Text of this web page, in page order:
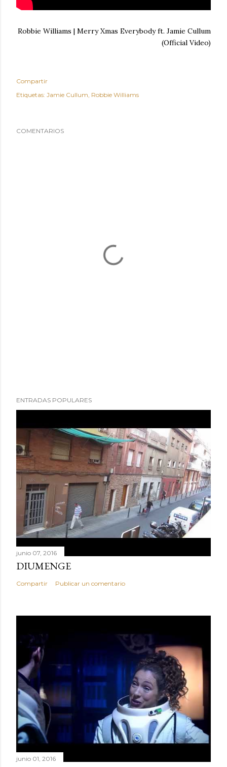
Robbie Williams | Merry Xmas Everybody ft. Jamie Cullum
(Official Video)
Compartir
Etiquetas: Jamie Cullum Robbie Williams
COMENTARIOS
ENTRADAS POPULARES
junio 07, 2016
DIUMENGE
Compartir Publicar un comentario
junio 01, 2016